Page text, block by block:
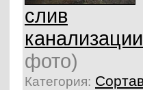
слив
канализации
фото)
Категория: